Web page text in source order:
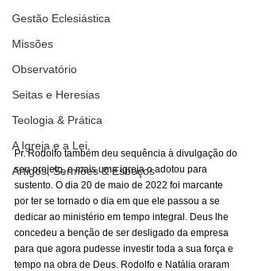
Gestão Eclesiástica
Missões
Observatório
Seitas e Heresias
Teologia & Prática
A Igreja e a Lei
Artigos, Sermões & Esboços
Pr. Rodolfo também deu sequência à divulgação do
seu projeto, e mais uma igreja o adotou para
sustento. O dia 20 de maio de 2022 foi marcante
por ter se tornado o dia em que ele passou a se
dedicar ao ministério em tempo integral. Deus lhe
concedeu a benção de ser desligado da empresa
para que agora pudesse investir toda a sua força e
tempo na obra de Deus. Rodolfo e Natália oraram